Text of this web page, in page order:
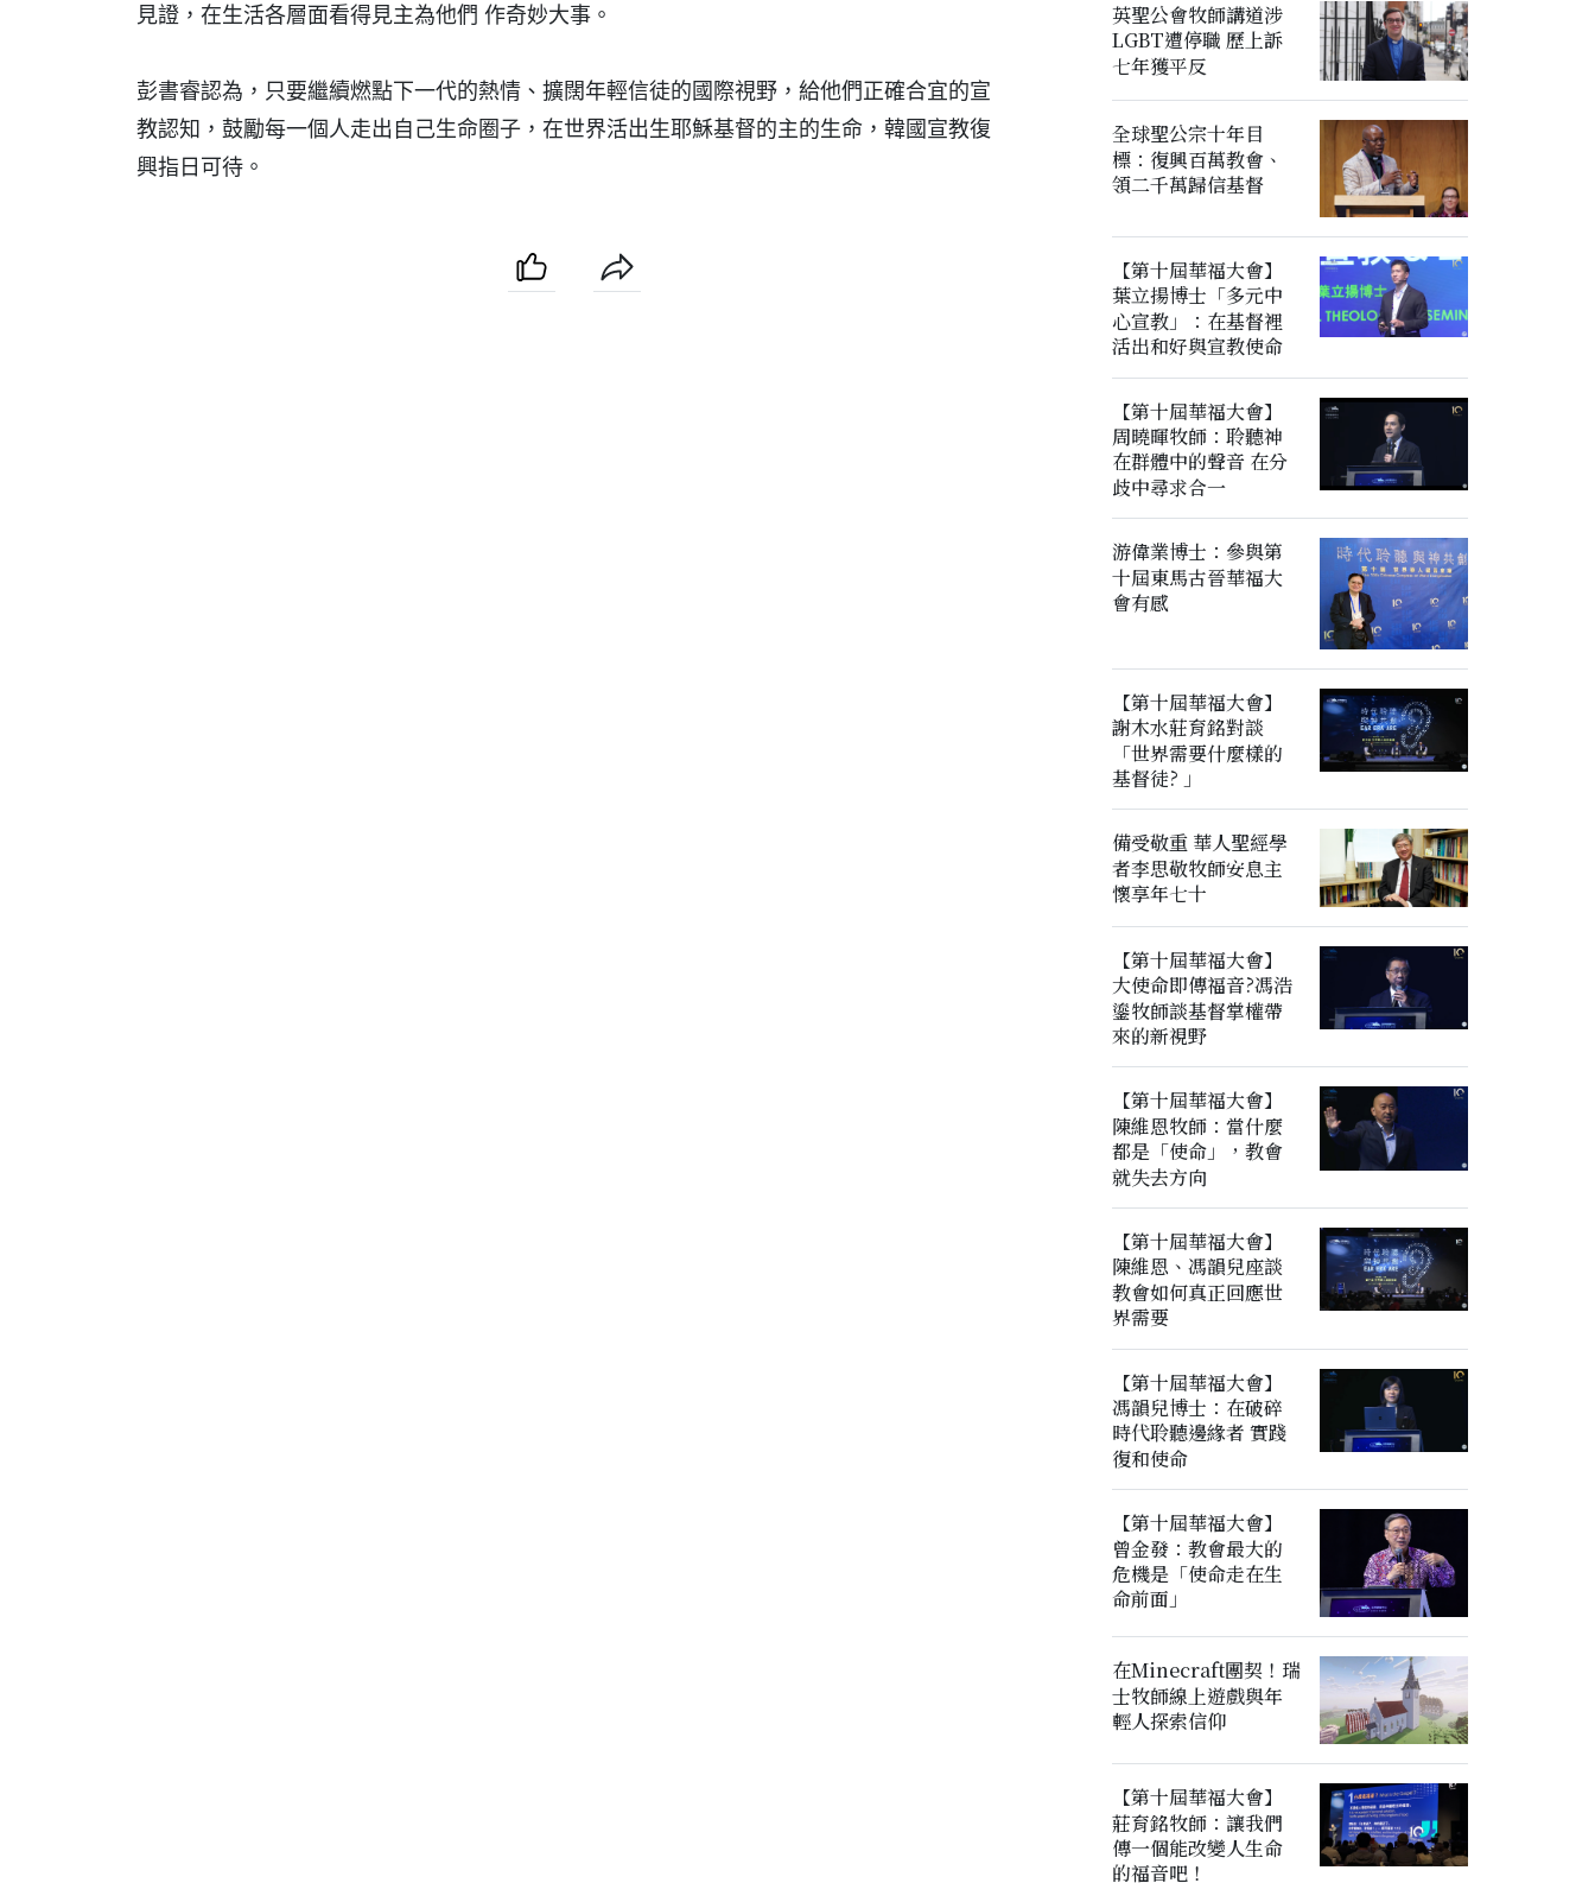
見證，在生活各層面看得見主為他們 作奇妙大事。
彭書睿認為，只要繼續燃點下一代的熱情、擴闊年輕信徒的國際視野，給他們正確合宜的宣
教認知，鼓勵每一個人走出自己生命圈子，在世界活出生耶穌基督的主的生命，韓國宣教復
興指日可待。
英聖公會牧師講道涉
LGBT遭停職 歷上訴
七年獲平反
全球聖公宗十年目
標：復興百萬教會、
領二千萬歸信基督
【第十屆華福大會】
葉立揚博士「多元中
心宣教」：在基督裡
活出和好與宣教使命
【第十屆華福大會】
周曉暉牧師：聆聽神
在群體中的聲音 在分
歧中尋求合一
游偉業博士：參與第
十屆東馬古晉華福大
會有感
【第十屆華福大會】
謝木水莊育銘對談
「世界需要什麼樣的
基督徒? 」
備受敬重 華人聖經學
者李思敬牧師安息主
懷享年七十
【第十屆華福大會】
大使命即傳福音?馮浩
鎏牧師談基督掌權帶
來的新視野
【第十屆華福大會】
陳維恩牧師：當什麼
都是「使命」，教會
就失去方向
【第十屆華福大會】
陳維恩、馮韻兒座談
教會如何真正回應世
界需要
【第十屆華福大會】
馮韻兒博士：在破碎
時代聆聽邊緣者 實踐
復和使命
【第十屆華福大會】
曾金發：教會最大的
危機是「使命走在生
命前面」
在Minecraft團契！瑞
士牧師線上遊戲與年
輕人探索信仰
【第十屆華福大會】
莊育銘牧師：讓我們
傳一個能改變人生命
的福音吧！